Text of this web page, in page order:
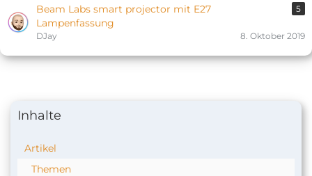
Beam Labs smart projector mit E27
Lampenfassung
5
DJay 8. Oktober 2019
Inhalte
Artikel
Themen